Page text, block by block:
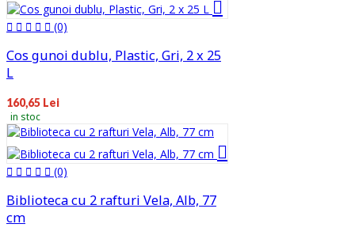
(0)
Cos gunoi dublu, Plastic, Gri, 2 x 25
L
160,65 Lei
in stoc
(0)
Biblioteca cu 2 rafturi Vela, Alb, 77
cm